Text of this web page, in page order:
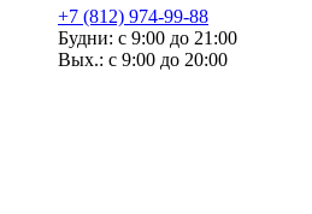
+7 (812) 974-99-88
Будни: с 9:00 до 21:00
Вых.: с 9:00 до 20:00